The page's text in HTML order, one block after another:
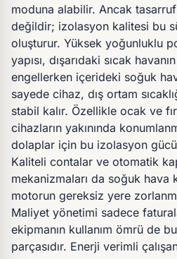
moduna alabilir. Ancak
değildir; izolasyon kalitesi bu
oluşturur. Yüksek yoğunluklu
yapısı, dışarıdaki sıcak
engellerken içerideki soğuk
sayede cihaz, dış ortam
stabil kalır. Özellikle ocak ve
cihazların yakınında
dolaplar için bu izolasyon
Kaliteli contalar ve otomatik
mekanizmaları da soğuk hava
motorun gereksiz yere
Maliyet yönetimi sadece
ekipmanın kullanım ömrü de
parçasıdır. Enerji verimli